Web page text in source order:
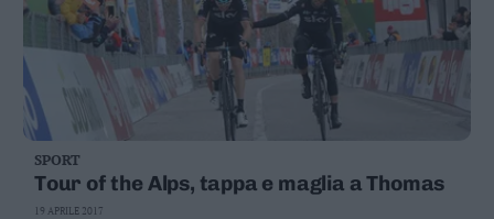
SPORT
Tour of the Alps, tappa e maglia a Thomas
19 APRILE 2017